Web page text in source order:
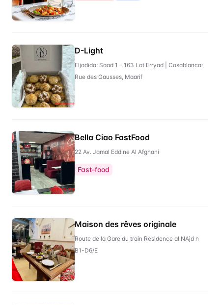
D-Light
Eljadida: Saad 1 – 163 Lot Erryad | Casablanca:
Rue des Gausses, Maarif
Bella Ciao FastFood
22 Av. Jamal Eddine Al Afghani
Fast-food
Maison des rêves originale
Route de la Gare du train Residence al NAjd n
B1-D6/E